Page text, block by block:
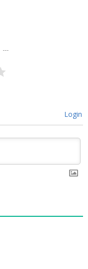
Login